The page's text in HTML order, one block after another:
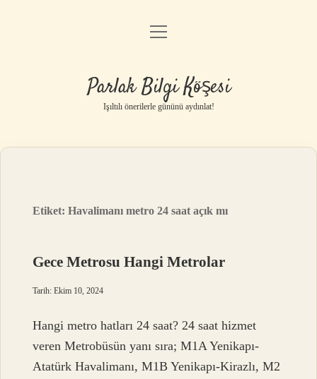
Anasayfa
Yasal Uyarı
menüyü
Parlak Bilgi Köşesi
Işıltılı önerilerle gününü aydınlat!
Etiket:Havalimanı metro 24 saat açık mı
Gece Metrosu Hangi Metrolar
Tarih: Ekim 10, 2024
Hangi metro hatları 24 saat? 24 saat hizmet
veren Metrobüsün yanı sıra; M1A Yenikapı-
Atatürk Havalimanı, M1B Yenikapı-Kirazlı, M2